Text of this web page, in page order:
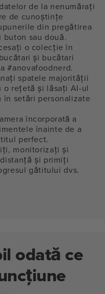
de la nenumărați
de cunoștințe
din pregătirea
buton sau două.
o colecție în
și bucătari
#anovafoodnerd.
spatele majorității
o rețetă și lăsați AI-ul
în setări personalizate
încorporată a
înainte de a
perfect.
monitorizați și
și primiți
gătitului dvs.
odată ce